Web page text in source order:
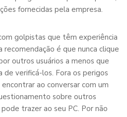
fornecidas pela empresa.
golpistas que têm experiência
recomendação é que nunca clique
outros usuários a menos que
de verificá-los. Fora os perigos
ao conversar com um
sobre outros
trazer ao seu PC. Por não